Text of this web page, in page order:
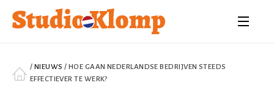
/ NIEUWS / HOE GAAN NEDERLANDSE BEDRIJVEN STEEDS
EFFECTIEVER TE WERK?